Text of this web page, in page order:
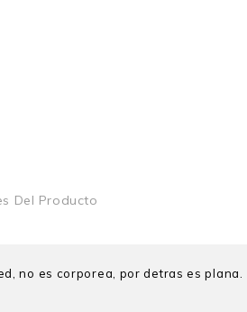
Del Producto
no es corporea, por detras es plana.